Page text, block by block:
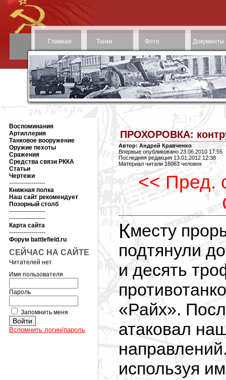
Главная Танки Фото Документы
Воспоминания
Артиллерия
Танковое вооружение
Оружие пехоты
Сражения
Средства связи РККА
Статьи
Чертежи
------------------
Книжная полка
Наш сайт рекомендует
Позорный столб
------------------
------------------
Карта сайта
------------------
Форум battlefield.ru
СЕЙЧАС НА САЙТЕ
Читателей нет
Имя пользователя
Пароль
Запомнить меня
Вспомнить логин/пароль
ПРОХОРОВКА:
Автор: Андрей Кравченко
Впервые опубликовано 23.06.2010 17:55
Последняя редакция 13.01.2012 12:38
Материал читали 16063 человек
<< Пред.
К месту прорыва наших танков немцы срочно
подтянули
и десять
«Райх».
атаковал
используя